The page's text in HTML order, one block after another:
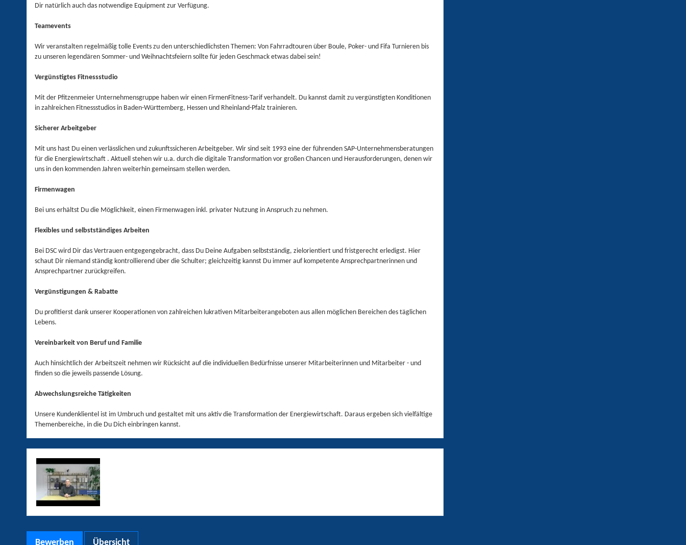
Dir natürlich auch das notwendige Equipment zur Verfügung.
Teamevents
Wir veranstalten regelmäßig tolle Events zu den unterschiedlichsten Themen: Von Fahrradtouren über Boule, Poker- und Fifa Turnieren bis
zu unseren legendären Sommer- und Weihnachtsfeiern sollte für jeden Geschmack etwas dabei sein!
Vergünstigtes Fitnessstudio
Mit der Pfitzenmeier Unternehmensgruppe haben wir einen FirmenFitness-Tarif verhandelt. Du kannst damit zu vergünstigten Konditionen
in zahlreichen Fitnessstudios in Baden-Württemberg, Hessen und Rheinland-Pfalz trainieren.
Sicherer Arbeitgeber
Mit uns hast Du einen verlässlichen und zukunftssicheren Arbeitgeber. Wir sind seit 1993 eine der führenden SAP-Unternehmensberatungen
für die Energiewirtschaft . Aktuell stehen wir u.a. durch die digitale Transformation vor großen Chancen und Herausforderungen, denen wir
uns in den kommenden Jahren weiterhin gemeinsam stellen werden.
Firmenwagen
Bei uns erhältst Du die Möglichkeit, einen Firmenwagen inkl. privater Nutzung in Anspruch zu nehmen.
Flexibles und selbstständiges Arbeiten
Bei DSC wird Dir das Vertrauen entgegengebracht, dass Du Deine Aufgaben selbstständig, zielorientiert und fristgerecht erledigst. Hier
schaut Dir niemand ständig kontrollierend über die Schulter; gleichzeitig kannst Du immer auf kompetente Ansprechpartnerinnen und
Ansprechpartner zurückgreifen.
Vergünstigungen & Rabatte
Du profitierst dank unserer Kooperationen von zahlreichen lukrativen Mitarbeiterangeboten aus allen möglichen Bereichen des täglichen
Lebens.
Vereinbarkeit von Beruf und Familie
Auch hinsichtlich der Arbeitszeit nehmen wir Rücksicht auf die individuellen Bedürfnisse unserer Mitarbeiterinnen und Mitarbeiter - und
finden so die jeweils passende Lösung.
Abwechslungsreiche Tätigkeiten
Unsere Kundenklientel ist im Umbruch und gestaltet mit uns aktiv die Transformation der Energiewirtschaft. Daraus ergeben sich vielfältige
Themenbereiche, in die Du Dich einbringen kannst.
Bewerben Übersicht